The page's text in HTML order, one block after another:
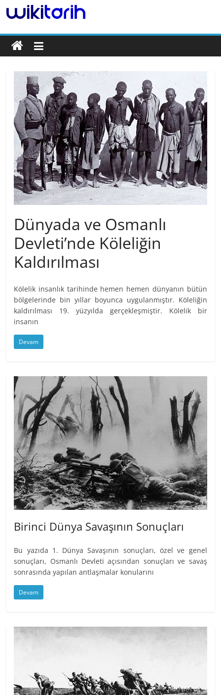
Tarih
Ansiklopedisi
Dünyada ve Osmanlı
Devleti’nde Köleliğin
Kaldırılması
Kölelik insanlık tarihinde hemen hemen dünyanın bütün
bölgelerinde bin yıllar boyunca uygulanmıştır. Köleliğin
kaldırılması 19. yüzyılda gerçekleşmiştir. Kölelik bir
insanın
Devam
Birinci Dünya Savaşının Sonuçları
Bu yazıda 1. Dünya Savaşının sonuçları, özel ve genel
sonuçları, Osmanlı Devleti açısından sonuçları ve savaş
sonrasında yapılan antlaşmalar konularını
Devam